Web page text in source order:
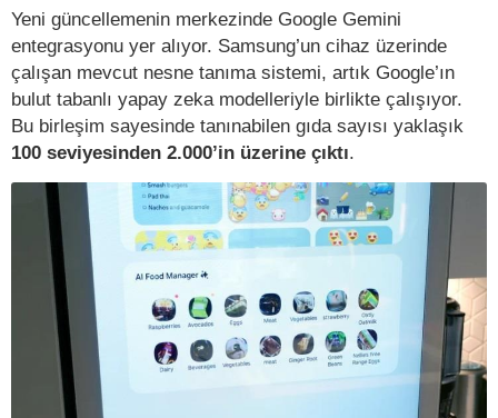
Yeni güncellemenin merkezinde Google Gemini
entegrasyonu yer alıyor. Samsung’un cihaz üzerinde
çalışan mevcut nesne tanıma sistemi, artık Google’ın
bulut tabanlı yapay zeka modelleriyle birlikte çalışıyor.
Bu birleşim sayesinde tanınabilen gıda sayısı yaklaşık
100 seviyesinden 2.000’in üzerine çıktı.